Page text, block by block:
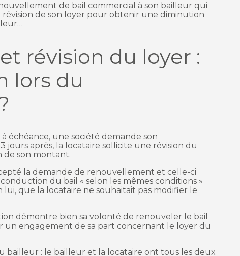
de bail commercial à son bailleur qui
révision de son loyer pour obtenir une diminution
révision du loyer :
lors du
échéance, une société demande son
après, la locataire sollicite une révision du
de son montant.
la demande de renouvellement et celle-ci
du bail « selon les mêmes conditions »
que la locataire ne souhaitait pas modifier le
démontre bien sa volonté de renouveler le bail
un engagement de sa part concernant le loyer du
bailleur : le bailleur et la locataire ont tous les deux